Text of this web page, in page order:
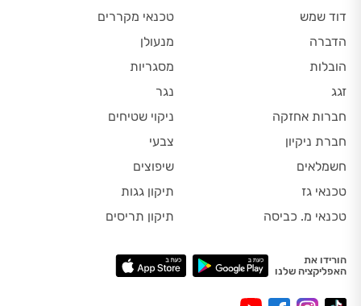
דוד שמש
הדברה
הובלות
זגג
חברות אחזקה
חברת ניקיון
חשמלאים
טכנאי גז
טכנאי מ. כביסה
טכנאי מקררים
מנעולן
מסגריות
נגר
ניקוי שטיחים
צבעי
שיפוצים
תיקון גגות
תיקון תריסים
הורידו את
האפליקציה שלנו